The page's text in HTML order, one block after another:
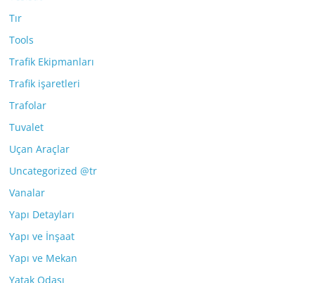
Tır
Tools
Trafik Ekipmanları
Trafik işaretleri
Trafolar
Tuvalet
Uçan Araçlar
Uncategorized @tr
Vanalar
Yapı Detayları
Yapı ve İnşaat
Yapı ve Mekan
Yatak Odası